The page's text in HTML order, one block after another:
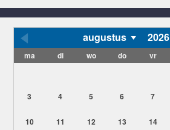
augustus 2026
ma di wo do vr
3 4 5 6 7
10 11 12 13 14